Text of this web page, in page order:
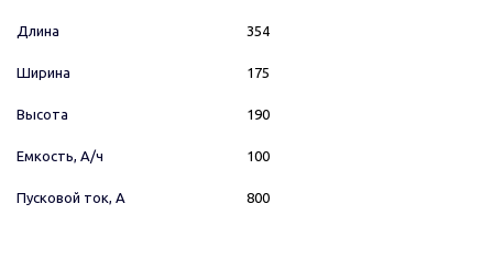
Длина 354
Ширина 175
Высота 190
Емкость, А/ч 100
Пусковой ток, А 800